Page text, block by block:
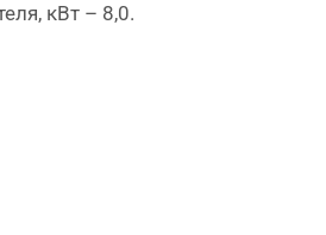
кВт – 8,0.